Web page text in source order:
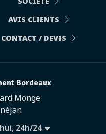
AVIS CLIENTS
CONTACT / DEVIS
Bordeaux
Monge
24h/24